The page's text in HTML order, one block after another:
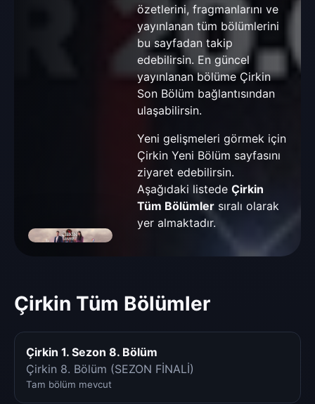
özetlerini, fragmanlarını ve
yayınlanan tüm bölümlerini
bu sayfadan takip
edebilirsin. En güncel
yayınlanan bölümeÇirkin
Son Bölüm bağlantısından
ulaşabilirsin.
Yeni gelişmeleri görmek için
Çirkin Yeni Bölüm sayfasını
ziyaret edebilirsin.
Aşağıdaki listede Çirkin
Tüm Bölümler sıralı olarak
yer almaktadır.
Çirkin Tüm Bölümler
Çirkin 1. Sezon 8. Bölüm
Çirkin 8. Bölüm (SEZON FİNALİ)
Tam bölüm mevcut